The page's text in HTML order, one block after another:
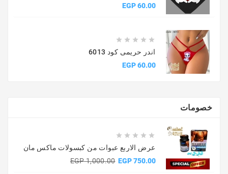
60.00 EGP





اندر حريمى كود 6013
60.00 EGP
خصومات





عرض الاربع عبوات من كبسولات ماكس مان
750.00 EGP
1,000.00 EGP